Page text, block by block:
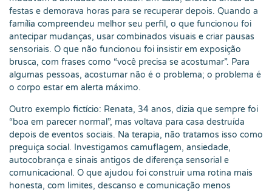
festas e demorava horas para se recuperar depois. Quando a
família compreendeu melhor seu perfil, o que funcionou foi
antecipar mudanças, usar combinados visuais e criar pausas
sensoriais. O que não funcionou foi insistir em exposição
brusca, com frases como “você precisa se acostumar”. Para
algumas pessoas, acostumar não é o problema; o problema é
o corpo estar em alerta máximo.
Outro exemplo fictício: Renata, 34 anos, dizia que sempre foi
“boa em parecer normal”, mas voltava para casa destruída
depois de eventos sociais. Na terapia, não tratamos isso como
preguiça social. Investigamos camuflagem, ansiedade,
autocobrança e sinais antigos de diferença sensorial e
comunicacional. O que ajudou foi construir uma rotina mais
honesta, com limites, descanso e comunicação menos